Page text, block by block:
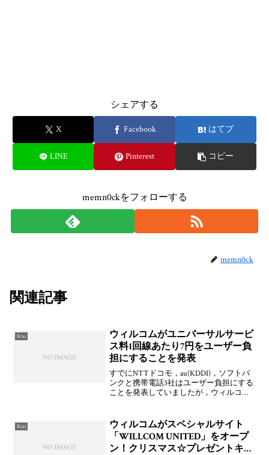
シェアする
X Facebook はてブ
LINE Pinterest コピー
memn0ckをフォローする
memn0ck
関連記事
Ktai
ウィルコムがユニバーサルサービ
ス料1回線あたり7円をユーザー負
担にすることを発表
すでにNTTドコモ，au(KDDI)，ソフトバ
ンクと携帯電話3社はユーザー負担にする
ことを発表していましたが，ウィルコム
線あたり7.35円(税込)がユーザーに追
Ktai
ウィルコムがスペシャルサイト
「WILLCOM UNITED」をオープ
ン！クリスマス☆プレゼントキャ